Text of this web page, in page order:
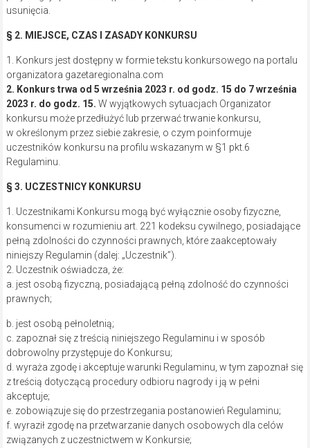
usunięcia.
§ 2. MIEJSCE, CZAS I ZASADY KONKURSU
1. Konkurs jest dostępny w formie tekstu konkursowego na portalu
organizatora gazetaregionalna.com
2. Konkurs trwa od 5 września 2023 r. od godz. 15 do 7 września
2023 r. do godz. 15. W wyjątkowych sytuacjach Organizator
konkursu może przedłużyć lub przerwać trwanie konkursu,
w określonym przez siebie zakresie, o czym poinformuje
uczestników konkursu na profilu wskazanym w §1 pkt.6
Regulaminu.
§ 3. UCZESTNICY KONKURSU
1. Uczestnikami Konkursu mogą być wyłącznie osoby fizyczne,
konsumenci w rozumieniu art. 221 kodeksu cywilnego, posiadające
pełną zdolności do czynności prawnych, które zaakceptowały
niniejszy Regulamin (dalej: „Uczestnik”).
2. Uczestnik oświadcza, że:
a. jest osobą fizyczną, posiadającą pełną zdolność do czynności
prawnych;
b. jest osobą pełnoletnią;
c. zapoznał się z treścią niniejszego Regulaminu i w sposób
dobrowolny przystępuje do Konkursu;
d. wyraża zgodę i akceptuje warunki Regulaminu, w tym zapoznał się
z treścią dotyczącą procedury odbioru nagrody i ją w pełni
akceptuje;
e. zobowiązuje się do przestrzegania postanowień Regulaminu;
f. wyraził zgodę na przetwarzanie danych osobowych dla celów
związanych z uczestnictwem w Konkursie;